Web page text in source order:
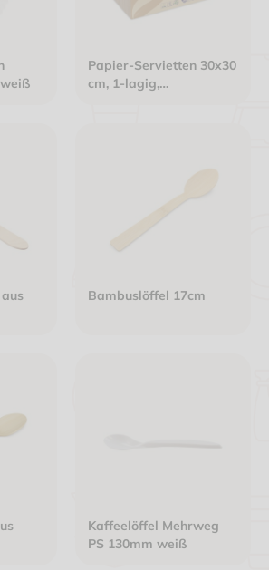
Papier-Servietten 30x30
cm, 1-lagig,
Bambuslöffel 17cm
Kaffeelöffel Mehrweg
PS 130mm weiß